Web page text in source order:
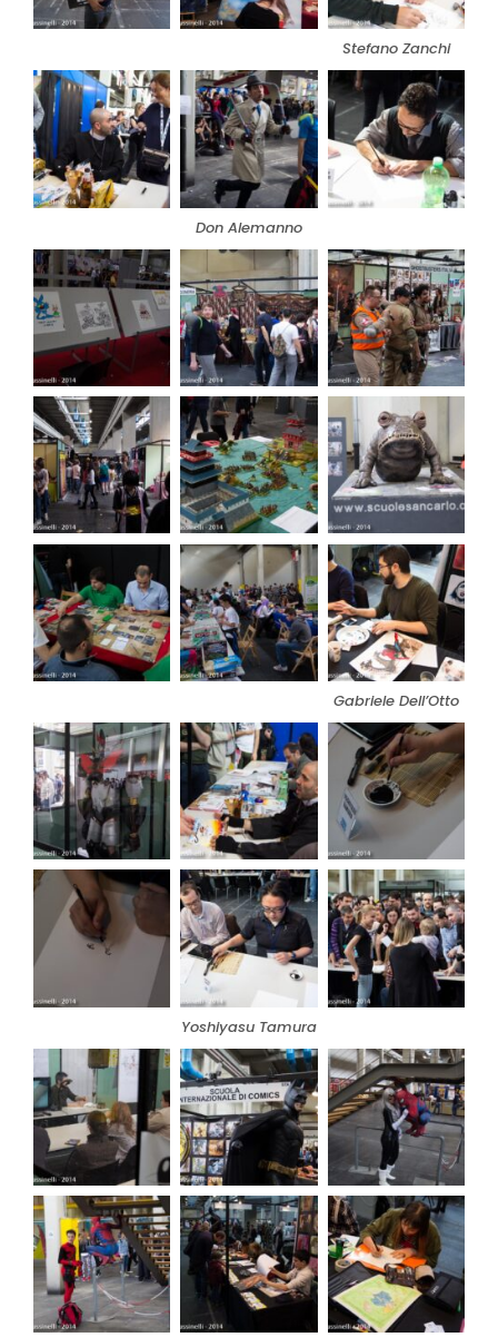
Stefano Zanchi
Don Alemanno
Gabriele Dell’Otto
Yoshiyasu Tamura